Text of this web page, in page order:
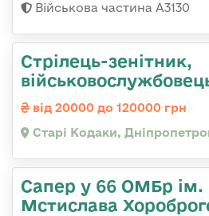
Військова частина А3130
Стрілець-зенітник,
від 20000 до 120000 грн
Старі Кодаки,
Сапер у 66 ОМБр ім.
Мстислава